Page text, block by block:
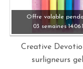
Offre valable
03 semaines 14:06:
Creative
surligneurs